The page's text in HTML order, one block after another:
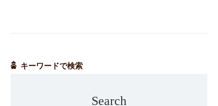
キーワードで検索
Search